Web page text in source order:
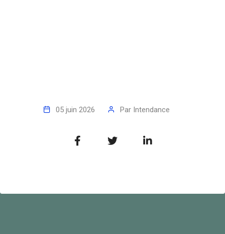
05 juin 2026 Par Intendance